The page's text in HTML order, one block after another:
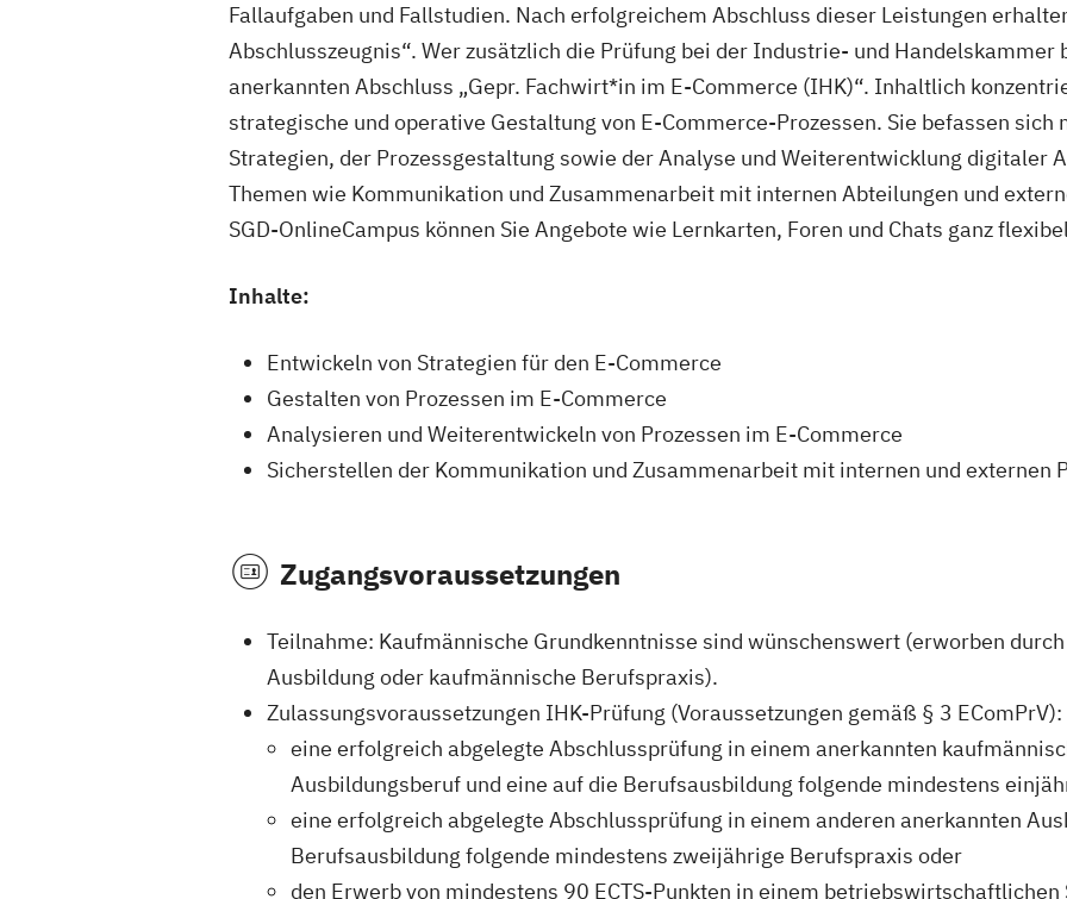
Fallaufgaben und Fallstudien. Nach erfolgreichem Abschluss dieser Leistungen
Abschlusszeugnis“. Wer zusätzlich die Prüfung bei der Industrie- und
anerkannten Abschluss „Gepr. Fachwirt*in im E-Commerce (IHK)“. Inhaltlich
strategische und operative Gestaltung von E-Commerce-Prozessen. Sie befassen sich
Strategien, der Prozessgestaltung sowie der Analyse und Weiterentwicklung digitaler
Themen wie Kommunikation und Zusammenarbeit mit internen Abteilungen und
SGD-OnlineCampus können Sie Angebote wie Lernkarten, Foren und Chats ganz
Inhalte:
Entwickeln von Strategien für den E-Commerce
Gestalten von Prozessen im E-Commerce
Analysieren und Weiterentwickeln von Prozessen im E-Commerce
Sicherstellen der Kommunikation und Zusammenarbeit mit internen und externen
Zugangsvoraussetzungen
Teilnahme: Kaufmännische Grundkenntnisse sind wünschenswert (erworben
Ausbildung oder kaufmännische Berufspraxis).
Zulassungsvoraussetzungen IHK-Prüfung (Voraussetzungen gemäß § 3 EComPrV):
eine erfolgreich abgelegte Abschlussprüfung in einem anerkannten
Ausbildungsberuf und eine auf die Berufsausbildung folgende mindestens
eine erfolgreich abgelegte Abschlussprüfung in einem anderen anerkannten
Berufsausbildung folgende mindestens zweijährige Berufspraxis oder
den Erwerb von mindestens 90 ECTS-Punkten in einem